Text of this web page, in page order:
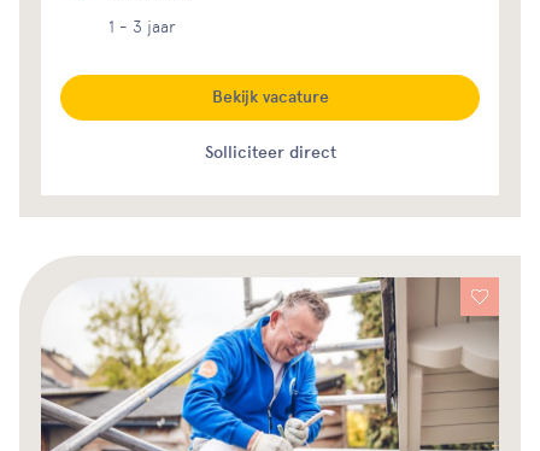
1 - 3 jaar
Solliciteer direct
Bekijk vacature